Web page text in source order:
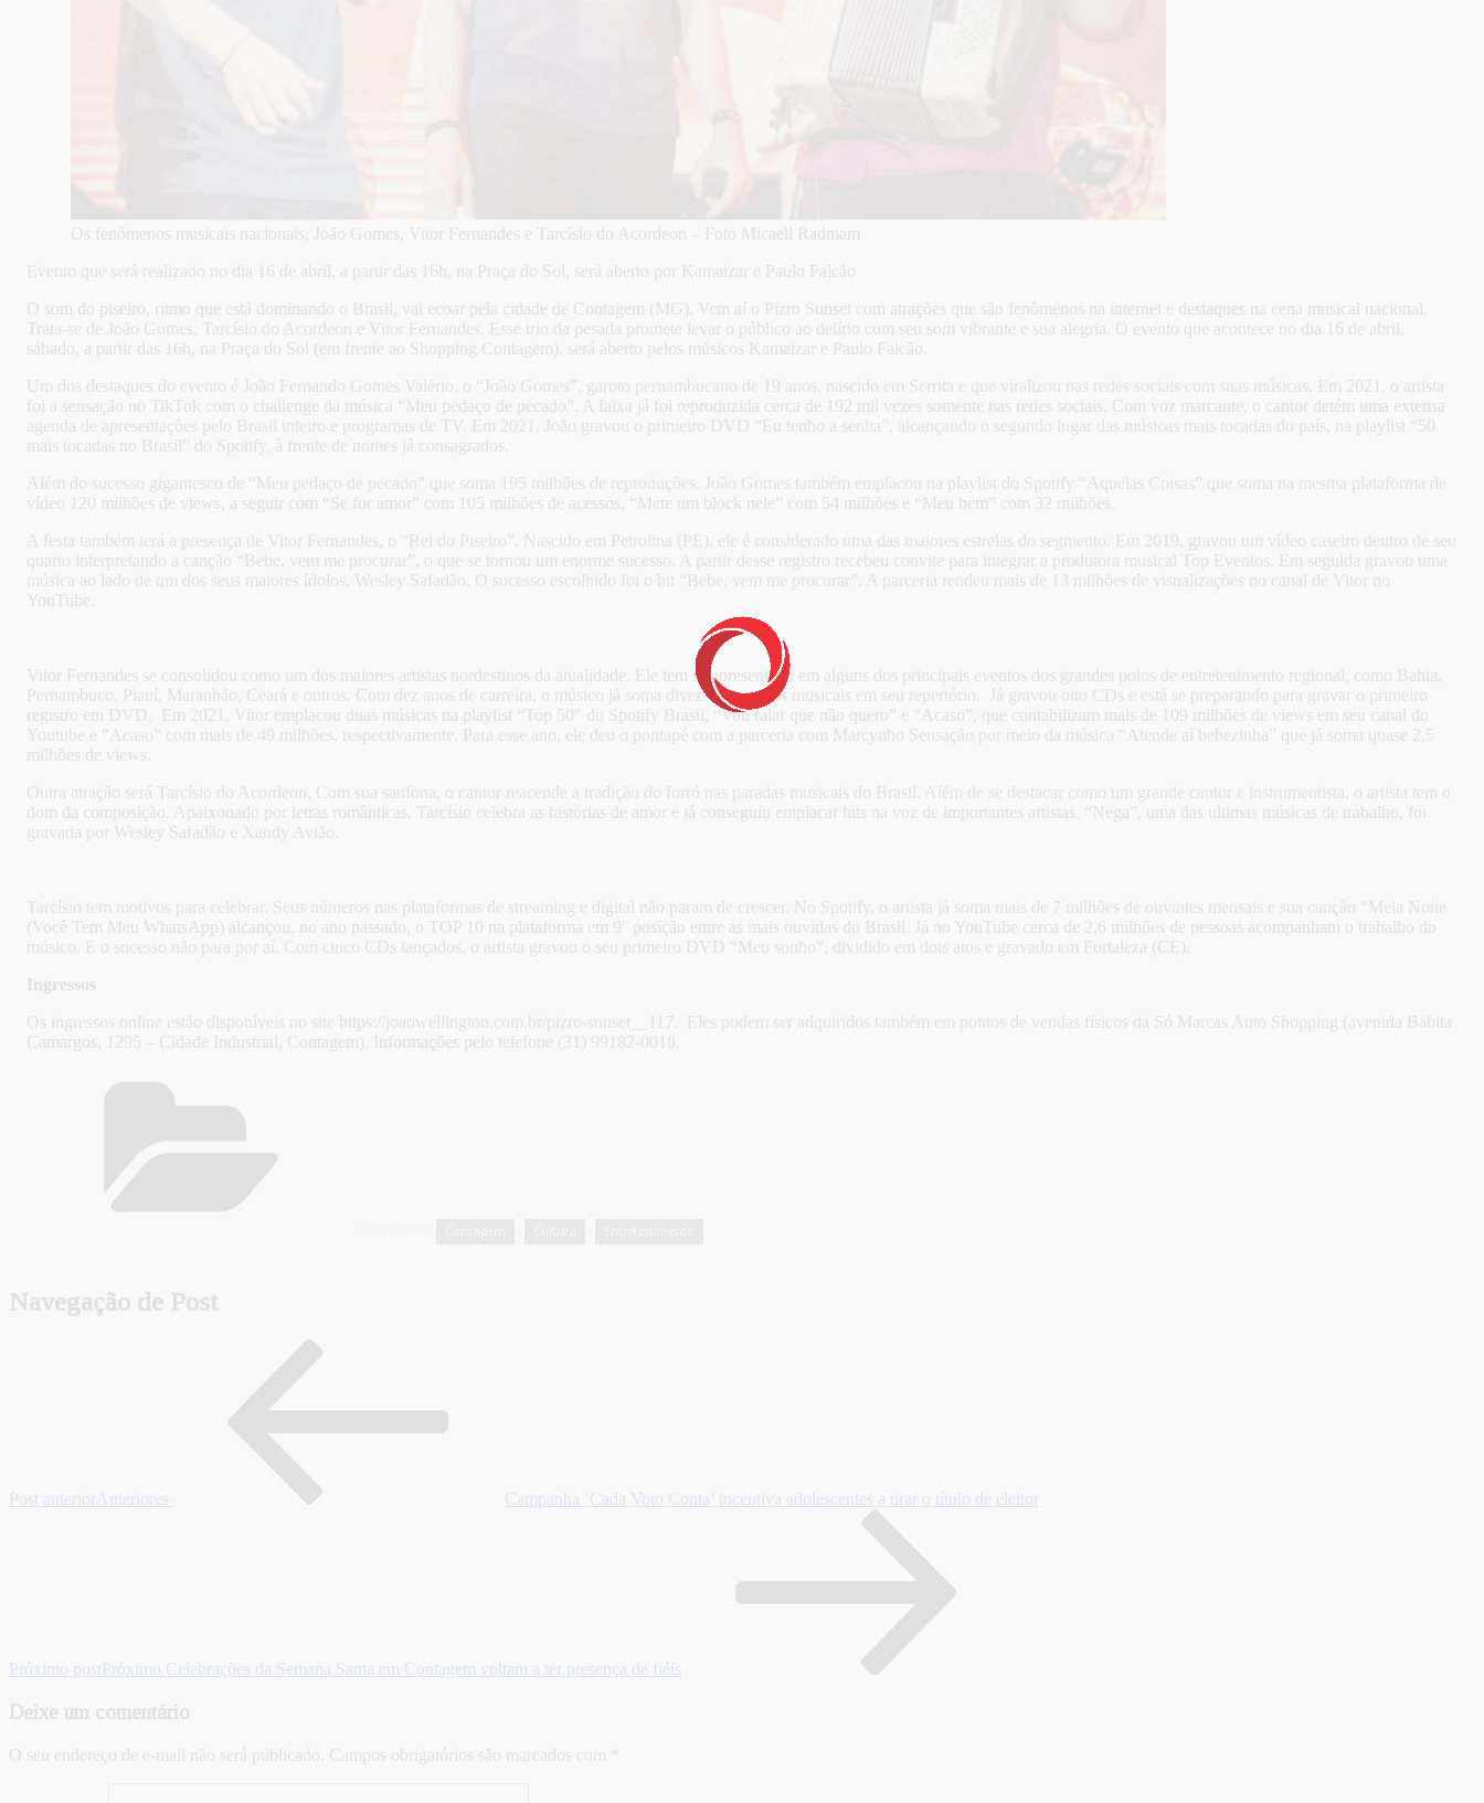
Os fenômenos musicais nacionais, João Gomes, Vitor Fernandes e Tarcísio do Acordeon – Foto Micaell Radmam
Evento que será realizado no dia 16 de abril, a partir das 16h, na Praça do Sol, será aberto por Kamaizar e Paulo Falcão
O som do piseiro, ritmo que está dominando o Brasil, vai ecoar pela cidade de Contagem (MG). Vem aí o Pizro Sunset com atrações que são fenômenos na internet e destaques na cena musical nacional.
Trata-se de João Gomes, Tarcísio do Acordeon e Vitor Fernandes. Esse trio da pesada promete levar o público ao delírio com seu som vibrante e sua alegria. O evento que acontece no dia 16 de abril,
sábado, a partir das 16h, na Praça do Sol (em frente ao Shopping Contagem), será aberto pelos músicos Kamaizar e Paulo Falcão.
Um dos destaques do evento é João Fernando Gomes Valério, o “João Gomes”, garoto pernambucano de 19 anos, nascido em Serrita e que viralizou nas redes sociais com suas músicas. Em 2021, o artista
foi a sensação no TikTok com o challenge da música “Meu pedaço de pecado”. A faixa já foi reproduzida cerca de 192 mil vezes somente nas redes sociais. Com voz marcante, o cantor detém uma extensa
agenda de apresentações pelo Brasil inteiro e programas de TV. Em 2021, João gravou o primeiro DVD “Eu tenho a senha”, alcançando o segundo lugar das músicas mais tocadas do país, na playlist “50
mais tocadas no Brasil” do Spotify, à frente de nomes já consagrados.
Além do sucesso gigantesco de “Meu pedaço de pecado” que soma 195 milhões de reproduções, João Gomes também emplacou na playlist do Spotify “Aquelas Coisas” que soma na mesma plataforma de
vídeo 120 milhões de views, a seguir com “Se for amor” com 105 milhões de acessos, “Mete um block nele” com 54 milhões e “Meu bem” com 32 milhões.
A festa também terá a presença de Vitor Fernandes, o “Rei do Piseiro”. Nascido em Petrolina (PE), ele é considerado uma das maiores estrelas do segmento. Em 2019, gravou um vídeo caseiro dentro de seu
quarto interpretando a canção “Bebe, vem me procurar”, o que se tornou um enorme sucesso. A partir desse registro recebeu convite para integrar a produtora musical Top Eventos. Em seguida gravou uma
música ao lado de um dos seus maiores ídolos, Wesley Safadão. O sucesso escolhido foi o hit “Bebe, vem me procurar”. A parceria rendeu mais de 13 milhões de visualizações no canal de Vitor no
YouTube.
Vitor Fernandes se consolidou como um dos maiores artistas nordestinos da atualidade. Ele tem se apresentado em alguns dos principais eventos dos grandes polos de entretenimento regional, como Bahia,
Pernambuco, Piauí, Maranhão, Ceará e outros. Com dez anos de carreira, o músico já soma diversos sucessos musicais em seu repertório. Já gravou oito CDs e está se preparando para gravar o primeiro
registro em DVD. Em 2021, Vitor emplacou duas músicas na playlist “Top 50″ do Spotify Brasil, “Vou falar que não quero” e “Acaso”, que contabilizam mais de 109 milhões de views em seu canal do
Youtube e “Acaso” com mais de 49 milhões, respectivamente. Para esse ano, ele deu o pontapé com a parceria com Marcynho Sensação por meio da música “Atende aí bebezinha” que já soma quase 2,5
milhões de views.
Outra atração será Tarcísio do Acordeon. Com sua sanfona, o cantor reacende a tradição do forró nas paradas musicais do Brasil. Além de se destacar como um grande cantor e instrumentista, o artista tem o
dom da composição. Apaixonado por letras românticas, Tarcísio celebra as histórias de amor e já conseguiu emplacar hits na voz de importantes artistas. “Nega”, uma das ultimas músicas de trabalho, foi
gravada por Wesley Safadão e Xandy Avião.
Tarcísio tem motivos para celebrar. Seus números nas plataformas de streaming e digital não param de crescer. No Spotify, o artista já soma mais de 7 milhões de ouvintes mensais e sua canção “Meia Noite
(Você Tem Meu WhatsApp) alcançou, no ano passado, o TOP 10 na plataforma em 9° posição entre as mais ouvidas do Brasil. Já no YouTube cerca de 2,6 milhões de pessoas acompanham o trabalho do
músico. E o sucesso não para por aí. Com cinco CDs lançados, o artista gravou o seu primeiro DVD “Meu sonho”, dividido em dois atos e gravado em Fortaleza (CE).
Ingressos
Os ingressos online estão disponíveis no site https://joaowellington.com.br/pizro-sunset__117. Eles podem ser adquiridos também em pontos de vendas físicos da Só Marcas Auto Shopping (avenida Babita
Camargos, 1295 – Cidade Industrial, Contagem). Informações pelo telefone (31) 99182-0018.
Navegação de Post
Post anterior Anteriores Campanha ‘Cada Voto Conta’ incentiva adolescentes a tirar o título de eleitor
Próximo post Próximo Celebrações da Semana Santa em Contagem voltam a ter presença de fiéis
Deixe um comentário
O seu endereço de e-mail não será publicado. Campos obrigatórios são marcados com